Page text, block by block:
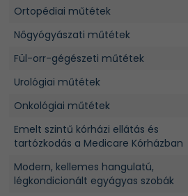
Ortopédiai műtétek
Nőgyógyászati műtétek
Fül-orr-gégészeti műtétek
Urológiai műtétek
Onkológiai műtétek
Emelt szintű kórházi ellátás és
tartózkodás a Medicare Kórházban
Modern, kellemes hangulatú,
légkondicionált egyágyas szobák